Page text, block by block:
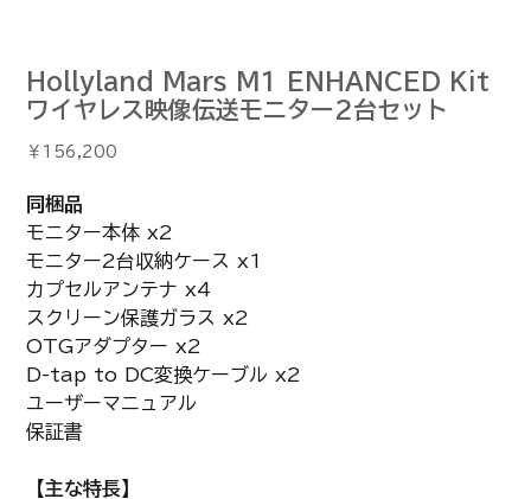
Hollyland Mars M1 ENHANCED Kit
ワイヤレス映像伝送モニター2台セット
価
格
￥156,200
同梱品
モニター本体 x2
モニター2台収納ケース x1
カプセルアンテナ x4
スクリーン保護ガラス x2
OTGアダプター x2
D-tap to DC変換ケーブル x2
ユーザーマニュアル
保証書
【主な特長】